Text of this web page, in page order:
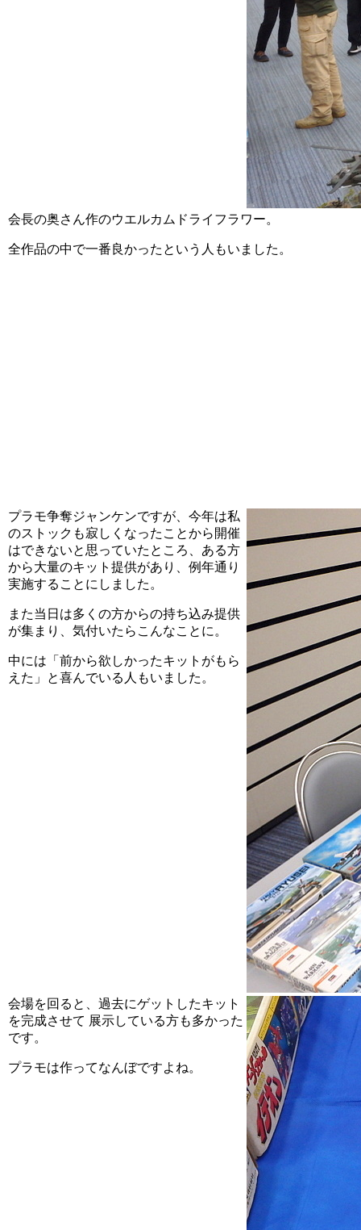
会長の奥さん作のウエルカムドライフラワー。
全作品の中で一番良かったという人もいました。
プラモ争奪ジャンケンですが、今年は私
のストックも寂しくなったことから開催
はできないと思っていたところ、ある方
から大量のキット提供があり、例年通り
実施することにしました。
また当日は多くの方からの持ち込み提供
が集まり、気付いたらこんなことに。
中には「前から欲しかったキットがもら
えた」と喜んでいる人もいました。
会場を回ると、過去にゲットしたキット
を完成させて 展示している方も多かった
です。
プラモは作ってなんぼですよね。